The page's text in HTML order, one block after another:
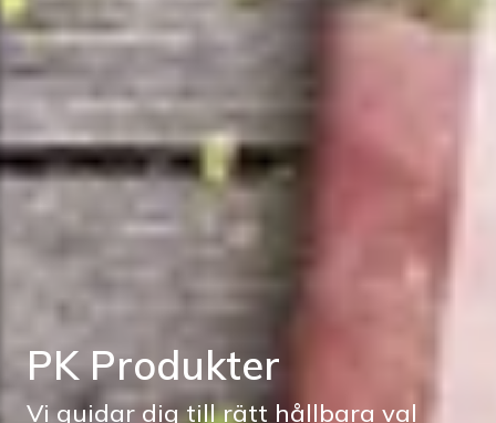
PK Produkter
Vi guidar dig till rätt hållbara val